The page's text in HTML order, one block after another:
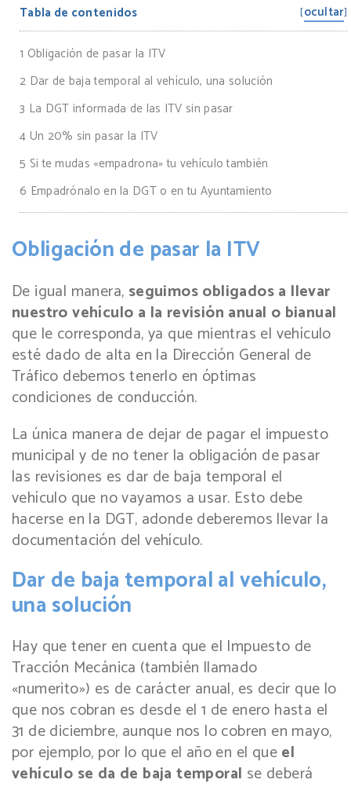
Tabla de contenidos [ocultar]
1 Obligación de pasar la ITV
2 Dar de baja temporal al vehículo, una solución
3 La DGT informada de las ITV sin pasar
4 Un 20% sin pasar la ITV
5 Si te mudas «empadrona» tu vehículo también
6 Empadrónalo en la DGT o en tu Ayuntamiento
Obligación de pasar la ITV
De igual manera, seguimos obligados a llevar
nuestro vehículo a la revisión anual o bianual
que le corresponda, ya que mientras el vehículo
esté dado de alta en la Dirección General de
Tráfico debemos tenerlo en óptimas
condiciones de conducción.
La única manera de dejar de pagar el impuesto
municipal y de no tener la obligación de pasar
las revisiones es dar de baja temporal el
vehículo que no vayamos a usar. Esto debe
hacerse en la DGT, adonde deberemos llevar la
documentación del vehículo.
Dar de baja temporal al vehículo,
una solución
Hay que tener en cuenta que el Impuesto de
Tracción Mecánica (también llamado
«numerito») es de carácter anual, es decir que lo
que nos cobran es desde el 1 de enero hasta el
31 de diciembre, aunque nos lo cobren en mayo,
por ejemplo, por lo que el año en el queel
vehículo se da de baja temporal se deberá